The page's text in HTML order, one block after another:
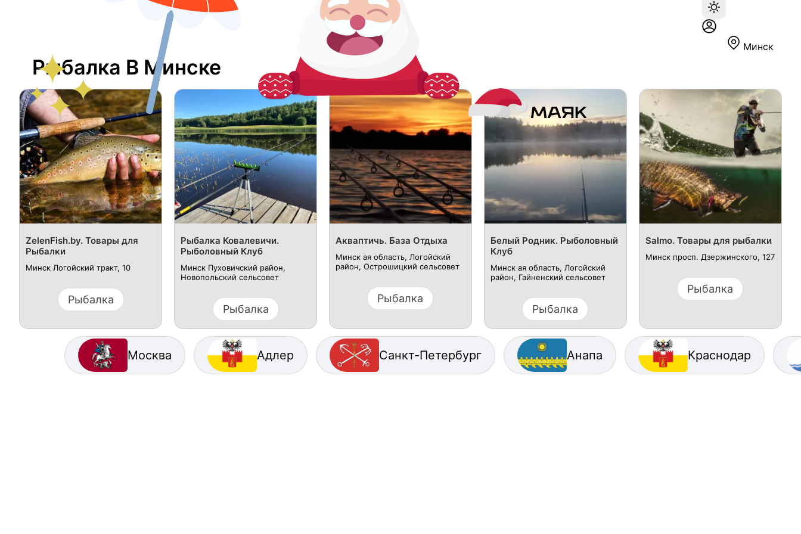
Минск
Рыбалка В Минске
ZelenFish.by. Товары для
Рыбалки
Минск Логойский тракт, 10
Рыбалка
Рыбалка Ковалевичи.
Рыболовный Клуб
Минск Пуховичский район,
Новопольский сельсовет
Рыбалка
Акваптичь. База Отдыха
Минск ая область, Логойский
район, Острошицкий сельсовет
Рыбалка
Белый Родник. Рыболовный
Клуб
Минск ая область, Логойский
район, Гайненский сельсовет
Рыбалка
Salmo. Товары для рыбалки
Минск просп. Дзержинского, 127
Рыбалка
Москва Адлер Санкт-Петербург Анапа Краснодар